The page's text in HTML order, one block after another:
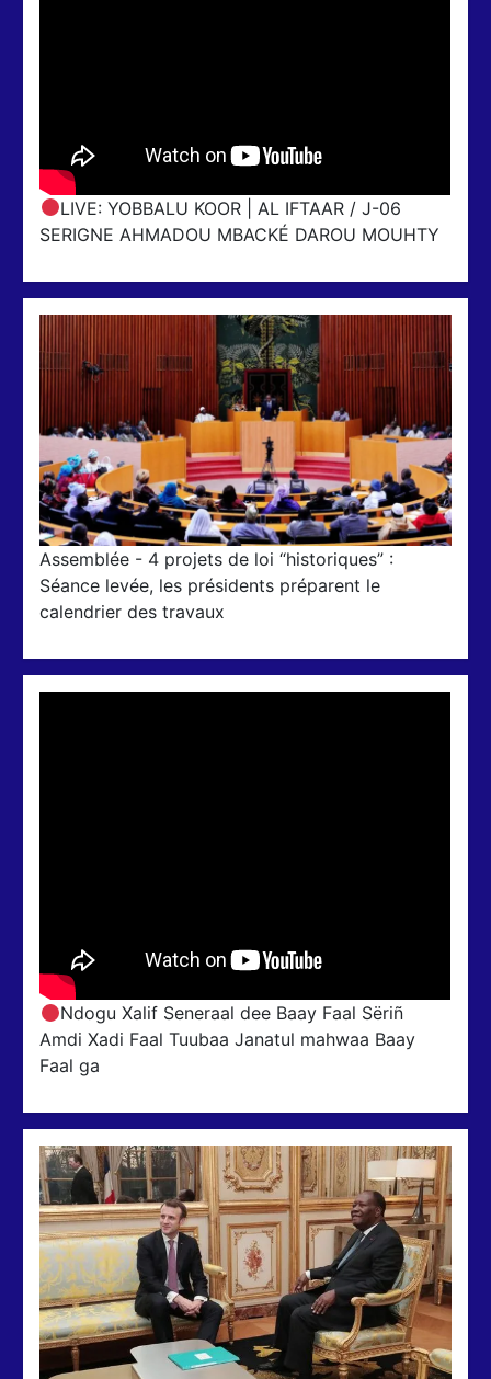
LIVE: YOBBALU KOOR | AL IFTAAR / J-06
SERIGNE AHMADOU MBACKÉ DAROU MOUHTY
Assemblée - 4 projets de loi “historiques” :
Séance levée, les présidents préparent le
calendrier des travaux
Ndogu Xalif Seneraal dee Baay Faal Sëriñ
Amdi Xadi Faal Tuubaa Janatul mahwaa Baay
Faal ga